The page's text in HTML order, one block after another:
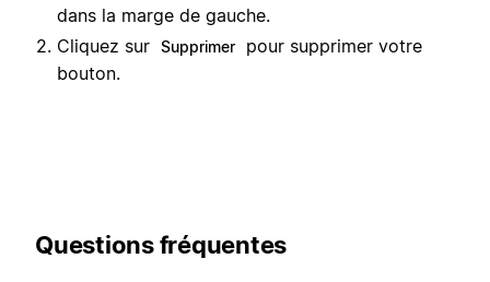
dans la marge de gauche.
Cliquez sur Supprimer
pour supprimer votre
bouton.
Questions fréquentes